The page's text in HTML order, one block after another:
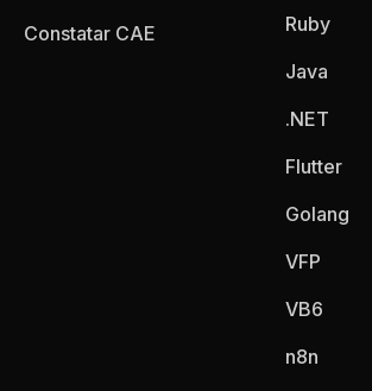
Constatar CAE
Ruby
Java
.NET
Flutter
Golang
VFP
VB6
n8n